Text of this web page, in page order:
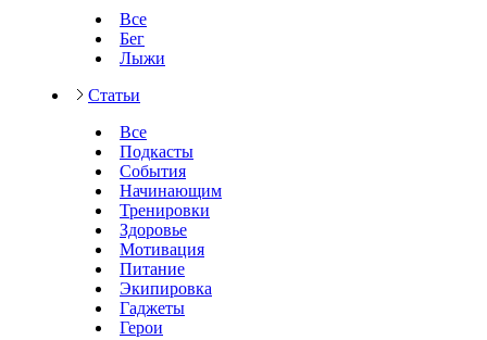
Все
Бег
Лыжи
Статьи
Все
Подкасты
События
Начинающим
Тренировки
Здоровье
Мотивация
Питание
Экипировка
Гаджеты
Герои